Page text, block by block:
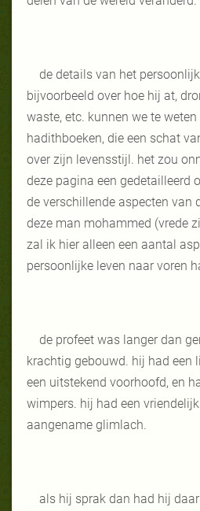
de details van het
bijvoorbeeld over hoe hij at,
waste, etc. kunnen we te
hadithboeken, die een schat
over zijn levensstijl. het zou
deze pagina een gedetailleerd
de verschillende aspecten van
deze man mohammed (vrede
zal ik hier alleen een aantal
persoonlijke leven naar voren
de profeet was langer dan
krachtig gebouwd. hij had een
een uitstekend voorhoofd, en
wimpers. hij had een
aangename glimlach.
als hij sprak dan had hij